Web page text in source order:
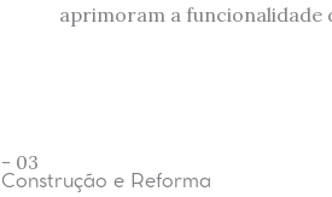
aprimoram a funcionalidade
- 03
Construção e Reforma